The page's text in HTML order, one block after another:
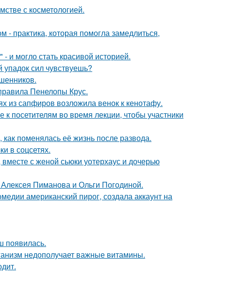
с косметологией.
практика, которая помогла замедлиться,
и могло стать красивой историей.
сил чувствуешь?
Пенелопы Крус.
из сапфиров возложила венок к кенотафу.
посетителям во время лекции, чтобы участники
поменялась её жизнь после развода.
в соцсетях.
с женой сьюки уотерхаус и дочерью
Пиманова и Ольги Погодиной.
американский пирог, создала аккаунт на
появилась.
недополучает важные витамины.